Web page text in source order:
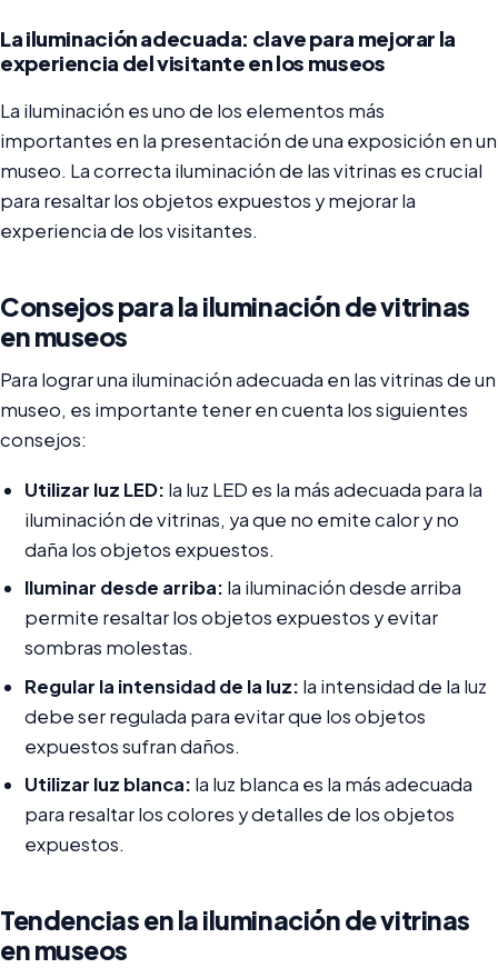
La iluminación adecuada: clave para mejorar la
experiencia del visitante en los museos
La iluminación es uno de los elementos más
importantes en la presentación de una exposición en un
museo. La correcta iluminación de las vitrinas es crucial
para resaltar los objetos expuestos y mejorar la
experiencia de los visitantes.
Consejos para la iluminación de vitrinas
en museos
Para lograr una iluminación adecuada en las vitrinas de un
museo, es importante tener en cuenta los siguientes
consejos:
Utilizar luz LED: la luz LED es la más adecuada para la
iluminación de vitrinas, ya que no emite calor y no
daña los objetos expuestos.
Iluminar desde arriba: la iluminación desde arriba
permite resaltar los objetos expuestos y evitar
sombras molestas.
Regular la intensidad de la luz: la intensidad de la luz
debe ser regulada para evitar que los objetos
expuestos sufran daños.
Utilizar luz blanca: la luz blanca es la más adecuada
para resaltar los colores y detalles de los objetos
expuestos.
Tendencias en la iluminación de vitrinas
en museos